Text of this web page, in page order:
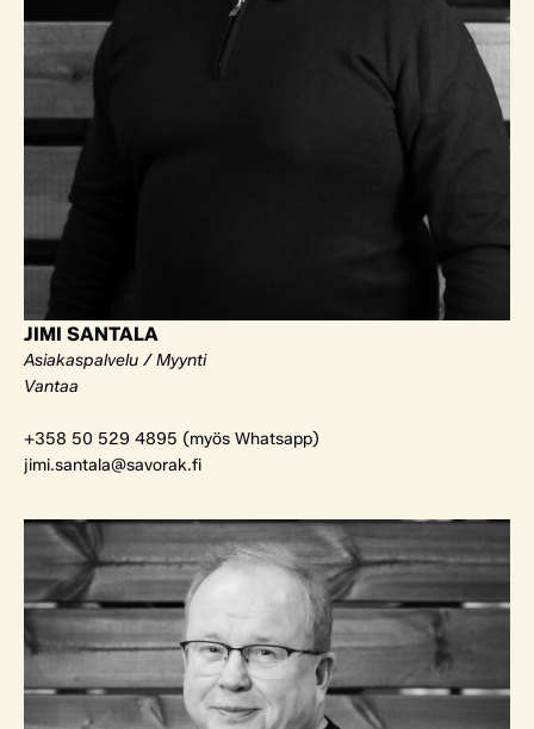
JIMI SANTALA
Asiakaspalvelu / Myynti
Vantaa
+358 50 529 4895 (myös Whatsapp)
jimi.santala@savorak.fi